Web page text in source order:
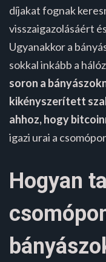
díjakat fognak
visszaigazolásáért
Ugyanakkor a
sokkal inkább a
soron a
kikényszerített
ahhoz, hogy
igazi urai a
Hogyan